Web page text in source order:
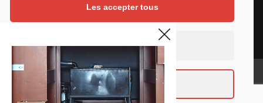
Les accepter tous
Continuer sans accepter
Voir les préférences
Instagram
Linkedin
Youtube
Mentions légales
Copyright © SD Services - 2019